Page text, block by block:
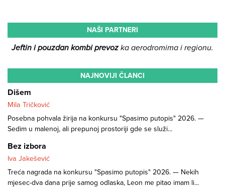
NAŠI PARTNERI
Jeftin i pouzdan kombi prevozka aerodromima i regionu.
NAJNOVIJI ČLANCI
Dišem
Mila Tričković
Posebna pohvala žirija na konkursu "Spasimo putopis" 2026. —
Sedim u malenoj, ali prepunoj prostoriji gde se služi...
Bez izbora
Iva Jakešević
Treća nagrada na konkursu "Spasimo putopis" 2026. — Nekih
mjesec-dva dana prije samog odlaska, Leon me pitao imam li...